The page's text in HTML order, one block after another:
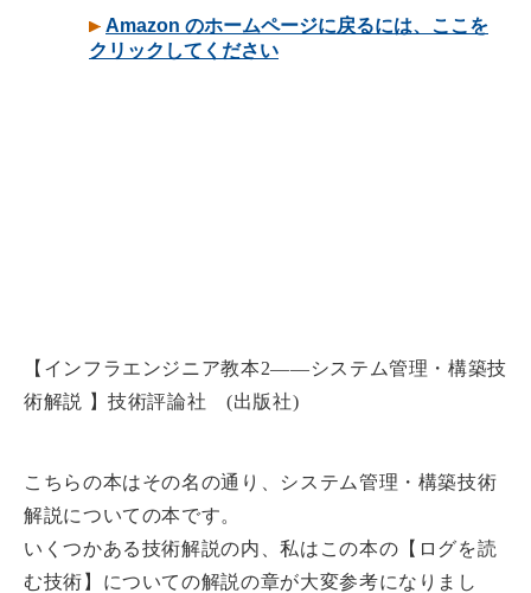
【インフラエンジニア教本2――システム管理・構築技
術解説 】技術評論社 (出版社)
こちらの本はその名の通り、システム管理・構築技術
解説についての本です。
いくつかある技術解説の内、私はこの本の【ログを読
む技術】についての解説の章が大変参考になりまし